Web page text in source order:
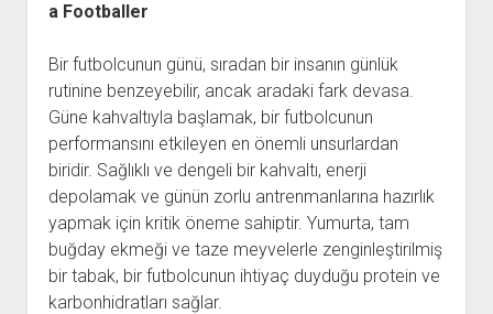
a Footballer
Bir futbolcunun günü, sıradan bir insanın günlük
rutinine benzeyebilir, ancak aradaki fark devasa.
Güne kahvaltıyla başlamak, bir futbolcunun
performansını etkileyen en önemli unsurlardan
biridir. Sağlıklı ve dengeli bir kahvaltı, enerji
depolamak ve günün zorlu antrenmanlarına hazırlık
yapmak için kritik öneme sahiptir. Yumurta, tam
buğday ekmeği ve taze meyvelerle zenginleştirilmiş
bir tabak, bir futbolcunun ihtiyaç duyduğu protein ve
karbonhidratları sağlar.